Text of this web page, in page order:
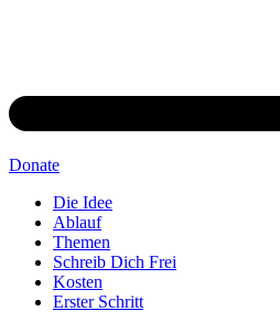
Donate
Die Idee
Ablauf
Themen
Schreib Dich Frei
Kosten
Erster Schritt